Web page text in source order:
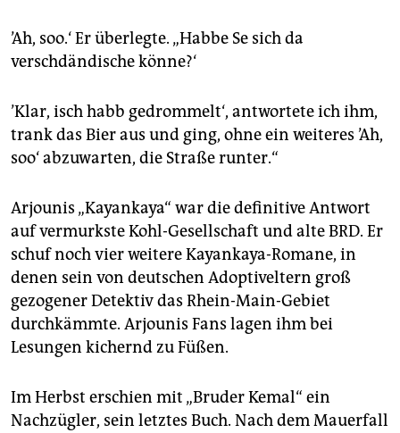
’Ah, soo.‘ Er überlegte. „Habbe Se sich da
verschdändische könne?‘
’Klar, isch habb gedrommelt‘, antwortete ich ihm,
trank das Bier aus und ging, ohne ein weiteres ’Ah,
soo‘ abzuwarten, die Straße runter.“
Arjounis „Kayankaya“ war die definitive Antwort
auf vermurkste Kohl-Gesellschaft und alte BRD. Er
schuf noch vier weitere Kayankaya-Romane, in
denen sein von deutschen Adoptiveltern groß
gezogener Detektiv das Rhein-Main-Gebiet
durchkämmte. Arjounis Fans lagen ihm bei
Lesungen kichernd zu Füßen.
Im Herbst erschien mit „Bruder Kemal“ ein
Nachzügler, sein letztes Buch. Nach dem Mauerfall